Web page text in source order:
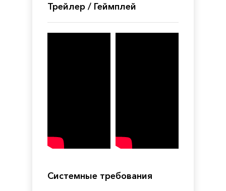
Трейлер / Геймплей
Системные требования